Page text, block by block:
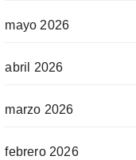
mayo 2026
abril 2026
marzo 2026
febrero 2026